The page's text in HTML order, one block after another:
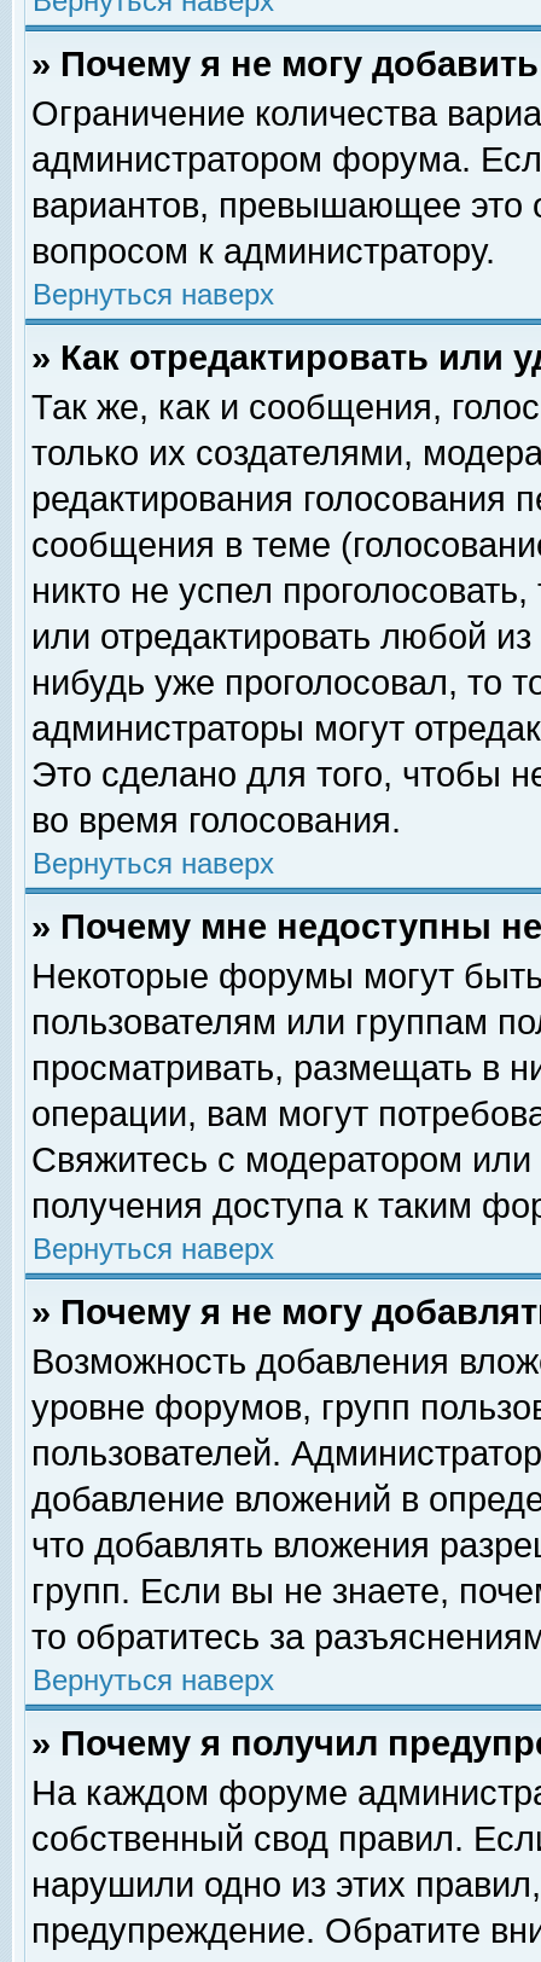
» Почему я не могу
Ограничение количества
администратором форума.
вариантов, превышающее это
вопросом к администратору.
Вернуться наверх
» Как отредактировать или
Так же, как и сообщения,
только их создателями,
редактирования голосования
сообщения в теме
никто не успел
или отредактировать любой
нибудь уже проголосовал, то
администраторы могут
Это сделано для того, чтобы
во время голосования.
Вернуться наверх
» Почему мне недоступны
Некоторые форумы могут
пользователям или группам
просматривать, размещать в
операции, вам могут
Свяжитесь с модератором
получения доступа к таким
Вернуться наверх
» Почему я не могу
Возможность добавления
уровне форумов, групп
пользователей.
добавление вложений в
что добавлять вложения
групп. Если вы не знаете,
то обратитесь за
Вернуться наверх
» Почему я получил
На каждом форуме
собственный свод правил.
нарушили одно из этих
предупреждение. Обратите